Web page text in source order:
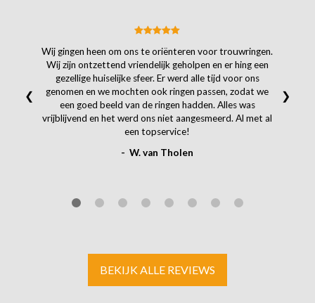
Wij gingen heen om ons te oriënteren voor trouwringen.
Wij zijn ontzettend vriendelijk geholpen en er hing een
gezellige huiselijke sfeer. Er werd alle tijd voor ons
genomen en we mochten ook ringen passen, zodat we
een goed beeld van de ringen hadden. Alles was
vrijblijvend en het werd ons niet aangesmeerd. Al met al
een topservice!
- W. van Tholen
❮ ❯
BEKIJK ALLE REVIEWS